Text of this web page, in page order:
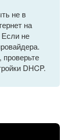
не в
на
Если не
DHCP.